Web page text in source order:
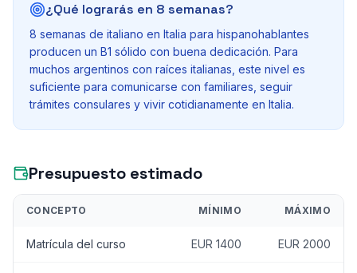
¿Qué lograrás en 8 semanas?
8 semanas de italiano en Italia para hispanohablantes
producen un B1 sólido con buena dedicación. Para
muchos argentinos con raíces italianas, este nivel es
suficiente para comunicarse con familiares, seguir
trámites consulares y vivir cotidianamente en Italia.
Presupuesto estimado
CONCEPTO MÍNIMO MÁXIMO
Matrícula del curso EUR 1400 EUR 2000